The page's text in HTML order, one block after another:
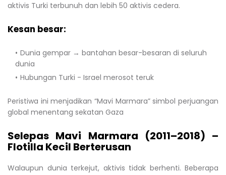
aktivis Turki terbunuh dan lebih 50 aktivis cedera.
Kesan besar:
Dunia gempar → bantahan besar-besaran di seluruh
dunia
Hubungan Turki - Israel merosot teruk
Peristiwa ini menjadikan “Mavi Marmara” simbol perjuangan
global menentang sekatan Gaza
Selepas Mavi Marmara (2011–2018) –
Flotilla Kecil Berterusan
Walaupun dunia terkejut, aktivis tidak berhenti. Beberapa